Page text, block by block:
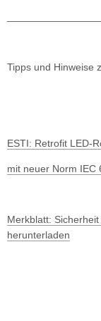
Tipps und Hinweise
ESTI: Retrofit LED-
mit neuer Norm IEC
Merkblatt:
herunterladen